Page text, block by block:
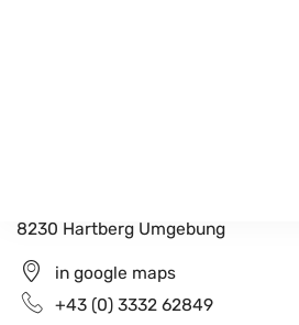
8230 Hartberg Umgebung
in google maps
+43 (0) 3332 62849